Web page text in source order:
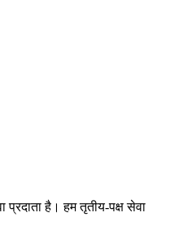
प्रदाता है। हम तृतीय-पक्ष सेवा